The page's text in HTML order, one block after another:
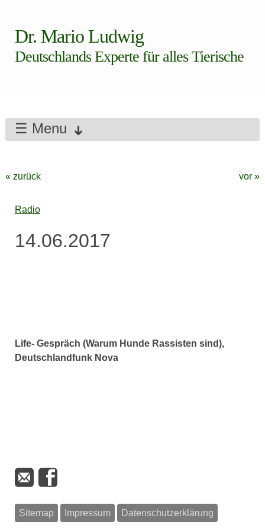
Dr. Mario Ludwig
Deutschlands Experte für alles Tierische
☰ Menu
« zurück vor »
Radio
14.06.2017
Life- Gespräch (Warum Hunde Rassisten sind),
Deutschlandfunk Nova
Sitemap Impressum Datenschutzerklärung